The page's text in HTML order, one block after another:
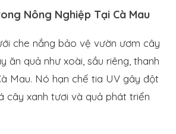
Nông Nghiệp Tại Cà Mau
che nắng bảo vệ vườn ươm cây
ăn quả như xoài, sầu riêng, thanh
Mau. Nó hạn chế tia UV gây đột
cây xanh tươi và quả phát triển